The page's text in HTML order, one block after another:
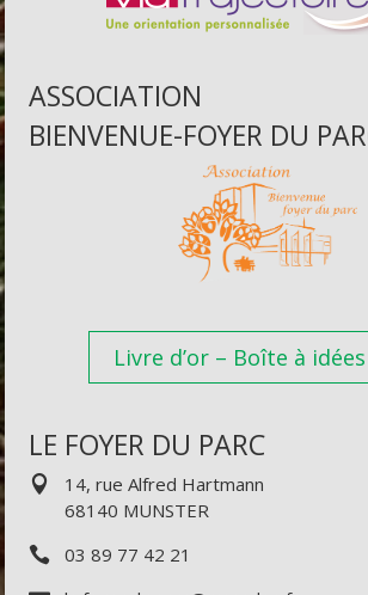
ASSOCIATION
BIENVENUE-FOYER DU
Livre d’or – Boîte à idées
LE FOYER DU PARC
14, rue Alfred Hartmann
68140 MUNSTER
03 89 77 42 21